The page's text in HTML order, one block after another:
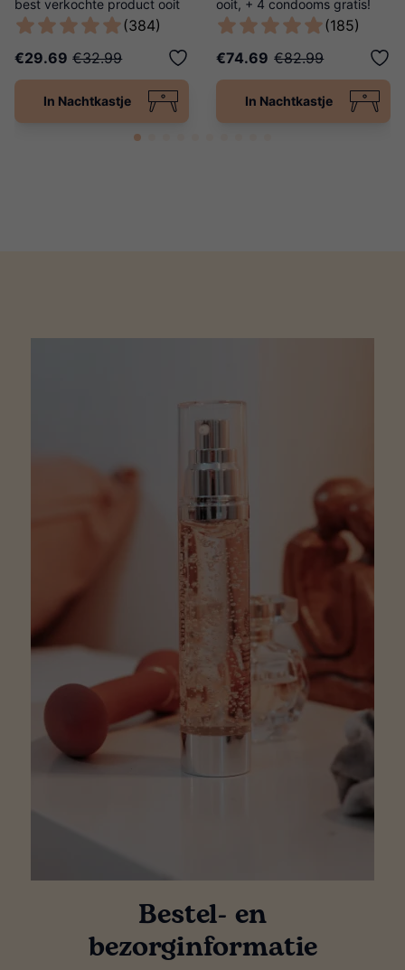
best verkochte product ooit
van Ladies Night! (384)
€29.69 €32.99
In Nachtkastje
ooit, + 4 condooms gratis!
(185)
€74.69 €82.99
In Nachtkastje
Bestel- en
bezorginformatie